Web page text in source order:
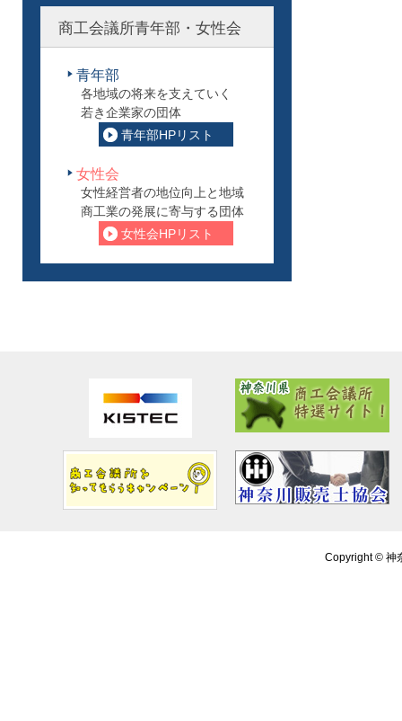
商工会議所青年部・女性会
青年部
各地域の将来を支えていく
若き企業家の団体
青年部HPリスト
女性会
女性経営者の地位向上と地域
商工業の発展に寄与する団体
女性会HPリスト
Copyright © 神